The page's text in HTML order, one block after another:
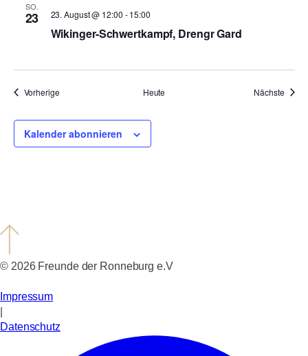
SO.
23 23. August @ 12:00 -15:00
Wikinger-Schwertkampf, Drengr Gard
VorherigeVeranstaltungen Heute Nächste
Kalender abonnieren
© 2026 Freunde der Ronneburg e.V
Impressum
Datenschutz